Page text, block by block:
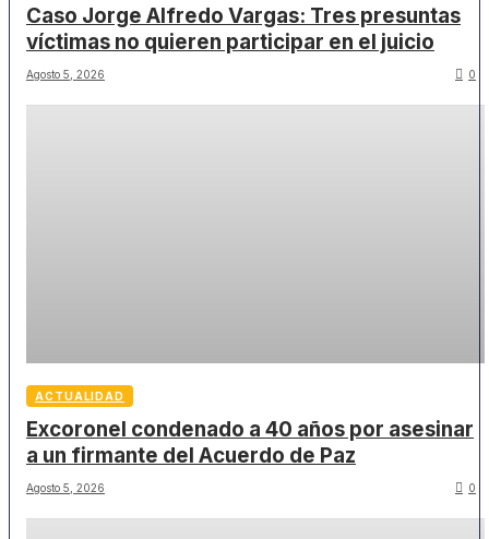
Caso Jorge Alfredo Vargas: Tres presuntas
víctimas no quieren participar en el juicio
Agosto 5, 2026 0
ACTUALIDAD
Excoronel condenado a 40 años por asesinar
a un firmante del Acuerdo de Paz
Agosto 5, 2026 0